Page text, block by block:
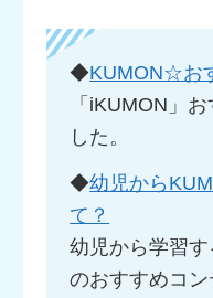
◆KUMON☆お
「iKUMON」
した。
◆幼児から
て？
幼児から学習
のおすすめコ